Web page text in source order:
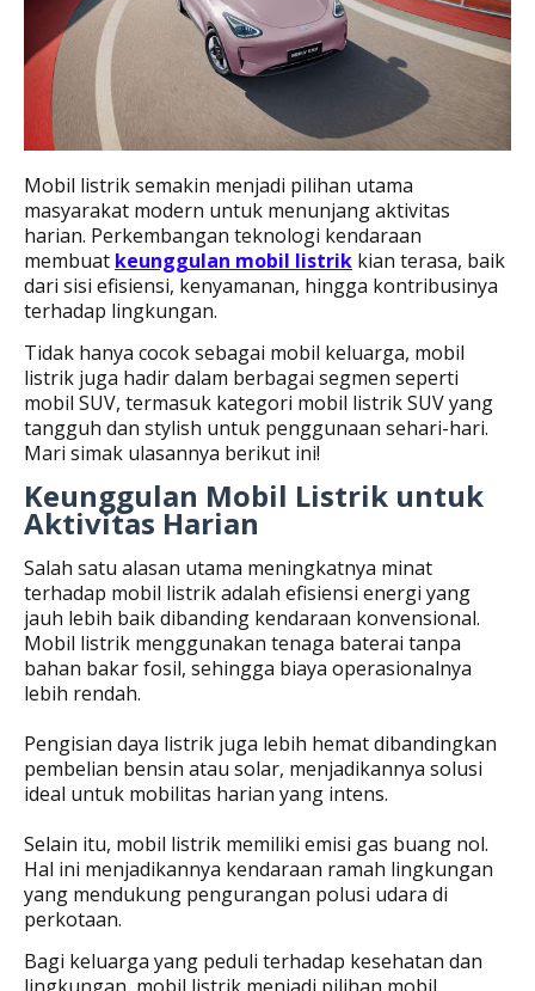
Mobil listrik semakin menjadi pilihan utama
masyarakat modern untuk menunjang aktivitas
harian. Perkembangan teknologi kendaraan
membuat keunggulan mobil listrik kian terasa, baik
dari sisi efisiensi, kenyamanan, hingga kontribusinya
terhadap lingkungan.
Tidak hanya cocok sebagai mobil keluarga, mobil
listrik juga hadir dalam berbagai segmen seperti
mobil SUV, termasuk kategori mobil listrik SUV yang
tangguh dan stylish untuk penggunaan sehari-hari.
Mari simak ulasannya berikut ini!
Keunggulan Mobil Listrik untuk
Aktivitas Harian
Salah satu alasan utama meningkatnya minat
terhadap mobil listrik adalah efisiensi energi yang
jauh lebih baik dibanding kendaraan konvensional.
Mobil listrik menggunakan tenaga baterai tanpa
bahan bakar fosil, sehingga biaya operasionalnya
lebih rendah.
Pengisian daya listrik juga lebih hemat dibandingkan
pembelian bensin atau solar, menjadikannya solusi
ideal untuk mobilitas harian yang intens.
Selain itu, mobil listrik memiliki emisi gas buang nol.
Hal ini menjadikannya kendaraan ramah lingkungan
yang mendukung pengurangan polusi udara di
perkotaan.
Bagi keluarga yang peduli terhadap kesehatan dan
lingkungan, mobil listrik menjadi pilihan mobil